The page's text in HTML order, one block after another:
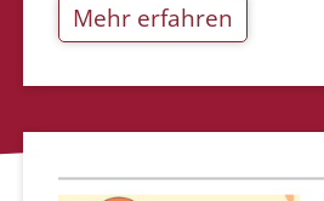
Mehr erfahren